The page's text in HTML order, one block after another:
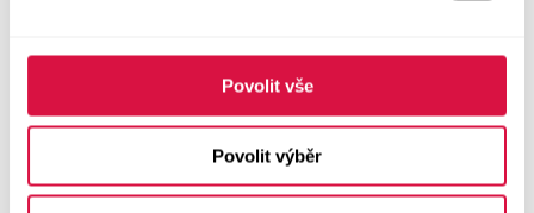
Povolit vše
Povolit výběr
Boty GEOX
Pásky